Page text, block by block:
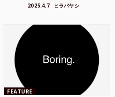
2025.4.7 ヒラバヤシ
FEATURE